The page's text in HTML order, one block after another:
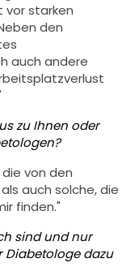
vor starken
den
auch andere
zu Ihnen oder
die von den
auch solche, die
finden."
sind und nur
Diabetologe dazu